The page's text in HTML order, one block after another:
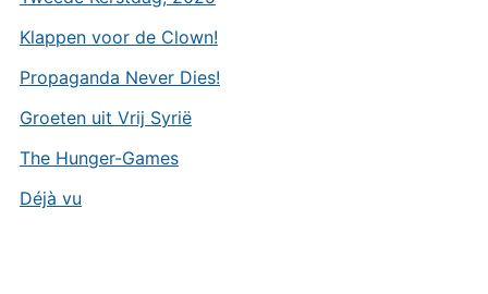
Klappen voor de Clown!
Propaganda Never Dies!
Groeten uit Vrij Syrië
The Hunger-Games
Déjà vu